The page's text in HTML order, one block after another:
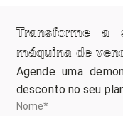
Transforme
máquina de
Agende uma
desconto no seu
Nome*